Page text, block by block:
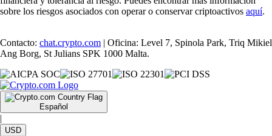
sobre los riesgos asociados con operar o conservar criptoactivos aquí.
Contacto: chat.crypto.com | Oficina: Level 7, Spinola Park, Triq Mikiel
Ang Borg, St Julians SPK 1000 Malta.
Español
|
USD